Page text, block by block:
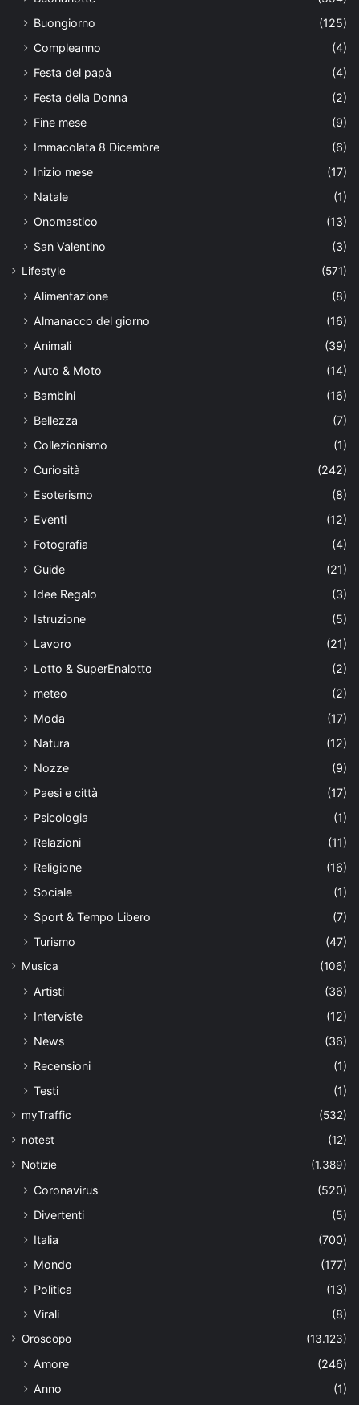
Buongiorno
(125)
Compleanno
(4)
Festa del papà
(4)
Festa della Donna
(2)
Fine mese
(9)
Immacolata 8 Dicembre
(6)
Inizio mese
(17)
Natale
(1)
Onomastico
(13)
San Valentino
(3)
Lifestyle (571)
Alimentazione
(8)
Almanacco del giorno
(16)
Animali
(39)
Auto & Moto
(14)
Bambini
(16)
Bellezza
(7)
Collezionismo
(1)
Curiosità
(242)
Esoterismo
(8)
Eventi
(12)
Fotografia
(4)
Guide
(21)
Idee Regalo
(3)
Istruzione
(5)
Lavoro
(21)
Lotto & SuperEnalotto
(2)
meteo
(2)
Moda
(17)
Natura
(12)
Nozze
(9)
Paesi e città
(17)
Psicologia
(1)
Relazioni
(11)
Religione
(16)
Sociale
(1)
Sport & Tempo Libero
(7)
Turismo
(47)
Musica (106)
Artisti
(36)
Interviste
(12)
News
(36)
Recensioni
(1)
Testi
(1)
myTraffic
(532)
notest
(12)
Notizie
(1.389)
Coronavirus
(520)
Divertenti
(5)
Italia
(700)
Mondo
(177)
Politica
(13)
Virali
(8)
Oroscopo (13.123)
Amore
(246)
Anno
(1)